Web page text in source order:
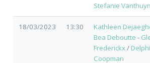
Stefanie
18/03/2023 13:30 Kathleen
Bea Deboutte -
Frederickx/
Coopman